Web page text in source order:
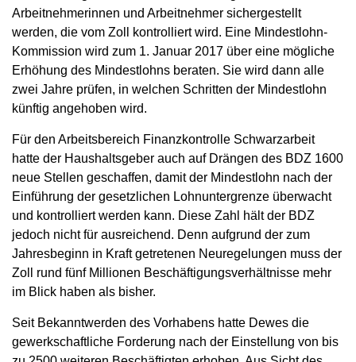
Arbeitnehmerinnen und Arbeitnehmer sichergestellt
werden, die vom Zoll kontrolliert wird. Eine Mindestlohn-
Kommission wird zum 1. Januar 2017 über eine mögliche
Erhöhung des Mindestlohns beraten. Sie wird dann alle
zwei Jahre prüfen, in welchen Schritten der Mindestlohn
künftig angehoben wird.
Für den Arbeitsbereich Finanzkontrolle Schwarzarbeit
hatte der Haushaltsgeber auch auf Drängen des BDZ 1600
neue Stellen geschaffen, damit der Mindestlohn nach der
Einführung der gesetzlichen Lohnuntergrenze überwacht
und kontrolliert werden kann. Diese Zahl hält der BDZ
jedoch nicht für ausreichend. Denn aufgrund der zum
Jahresbeginn in Kraft getretenen Neuregelungen muss der
Zoll rund fünf Millionen Beschäftigungsverhältnisse mehr
im Blick haben als bisher.
Seit Bekanntwerden des Vorhabens hatte Dewes die
gewerkschaftliche Forderung nach der Einstellung von bis